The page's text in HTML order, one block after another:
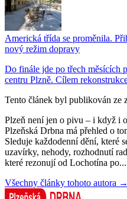
Americká třída se proměnila.
nový režim dopravy
Do finále jde po třech měsících
centru Plzně. Cílem
Tento článek byl publikován ze
Plzeň není jen o pivu – i když i
Plzeňská Drbna má přehled o
Sleduje každodenní dění, které
uzavírky, nehody, rozhodnutí
které rezonují od Lochotína po...
Všechny články tohoto autora →